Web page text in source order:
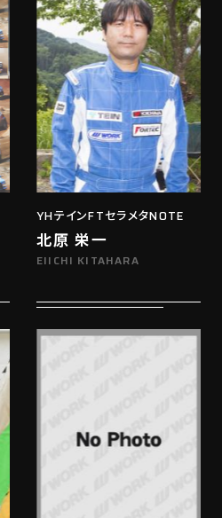
YHテインFTセラメタNOTE
北原 栄一
EIICHI KITAHARA